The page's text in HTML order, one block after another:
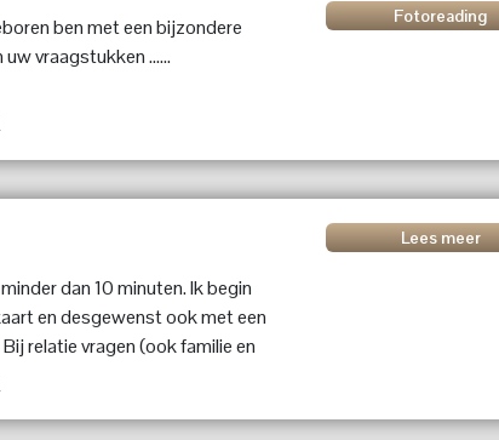
ben met een bijzondere
vraagstukken ......
Fotoreading
dan 10 minuten. Ik begin
en desgewenst ook met een
relatie vragen (ook familie en
van numerologie.Dan vraag ik
overbrengen van deze
Lees meer